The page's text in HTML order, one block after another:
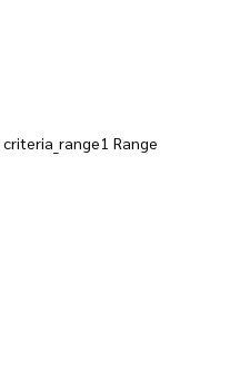
criteria_range1 Range